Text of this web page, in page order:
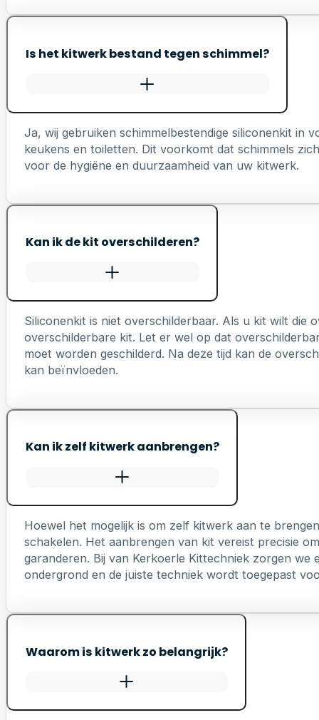
Is het kitwerk bestand tegen schimmel?
Ja, wij gebruiken schimmelbestendige siliconenkit in
keukens en toiletten. Dit voorkomt dat schimmels
voor de hygiëne en duurzaamheid van uw kitwerk.
Kan ik de kit overschilderen?
Siliconenkit is niet overschilderbaar. Als u kit wilt die
overschilderbare kit. Let er wel op dat
moet worden geschilderd. Na deze tijd kan de
kan beïnvloeden.
Kan ik zelf kitwerk aanbrengen?
Hoewel het mogelijk is om zelf kitwerk aan te
schakelen. Het aanbrengen van kit vereist precisie
garanderen. Bij van Kerkoerle Kittechniek zorgen
ondergrond en de juiste techniek wordt toegepast
Waarom is kitwerk zo belangrijk?